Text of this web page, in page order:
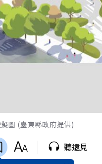
圖 (臺東縣政府提供)
聽遠見